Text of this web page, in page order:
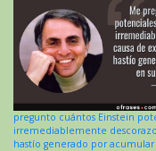
pregunto cuántos Einstein
irremediablemente
hastío generado por